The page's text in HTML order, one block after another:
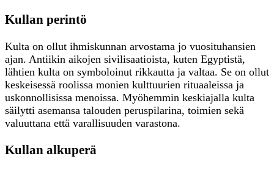
Kullan perintö
Kulta on ollut ihmiskunnan arvostama jo vuosituhansien
ajan. Antiikin aikojen sivilisaatioista, kuten Egyptistä,
lähtien kulta on symboloinut rikkautta ja valtaa. Se on ollut
keskeisessä roolissa monien kulttuurien rituaaleissa ja
uskonnollisissa menoissa. Myöhemmin keskiajalla kulta
säilytti asemansa talouden peruspilarina, toimien sekä
valuuttana että varallisuuden varastona.
Kullan alkuperä